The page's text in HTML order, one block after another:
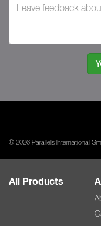
© 2026 Parallels International
All Products